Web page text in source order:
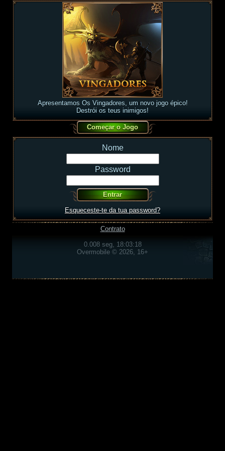
Apresentamos Os Vingadores, um novo jogo épico!
Destrói os teus inimigos!
Nome
Password
Esqueceste-te da tua password?
Contrato
0.008 seg, 18:03:18
Overmobile © 2026, 16+